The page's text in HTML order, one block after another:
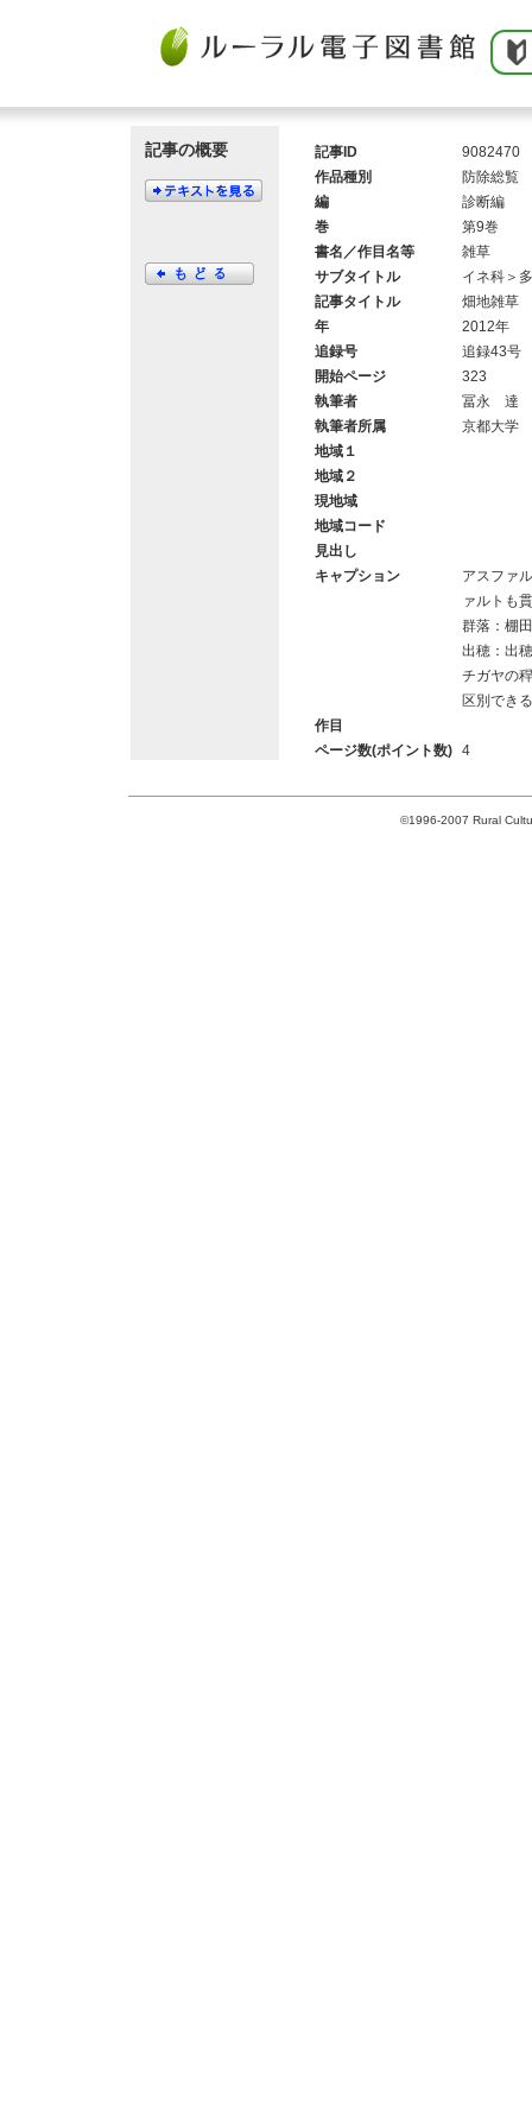
記事の概要 記事ID
9082470
作品種別
防除総覧
編
診断編
巻
第9巻
書名／作目名等
雑草
サブタイトル
イネ科＞
記事タイトル
畑地雑草
年
2012年
追録号
追録43号
開始ページ
323
執筆者
冨永 達
執筆者所属
京都大学
地域１
地域２
現地域
地域コード
見出し
キャプション
アスファ
ァルトも
群落：棚
出穂：出
チガヤの
区別でき
作目
ページ数(ポイント数)
4
©1996-2007 Rural